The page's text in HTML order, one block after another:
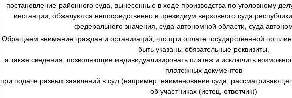
постановление районного суда, вынесенные в ходе производства по уголовному
инстанции, обжалуются непосредственно в президиум верховного суда
федерального значения, суда автономной области, суда
Обращаем внимание граждан и организаций, что при оплате государственной
быть указаны обязательные реквизиты,
а также сведения, позволяющие индивидуализировать платеж и исключить
платежных документов
при подаче разных заявлений в суд (например, наименование суда,
об участниках (истец, ответчик))